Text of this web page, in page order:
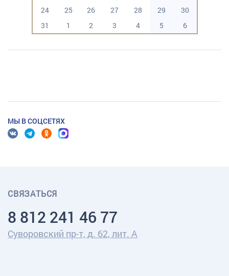
24
25 26 27 28 29
30
31
1 2 3 4 5 6
МЫ В СОЦСЕТЯХ
СВЯЗАТЬСЯ
8 812 241 46 77
Суворовский пр-т, д. 62, лит. А